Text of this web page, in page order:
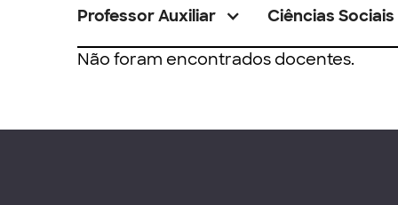
Professor Auxiliar Ciências Sociais
Não foram encontrados docentes.